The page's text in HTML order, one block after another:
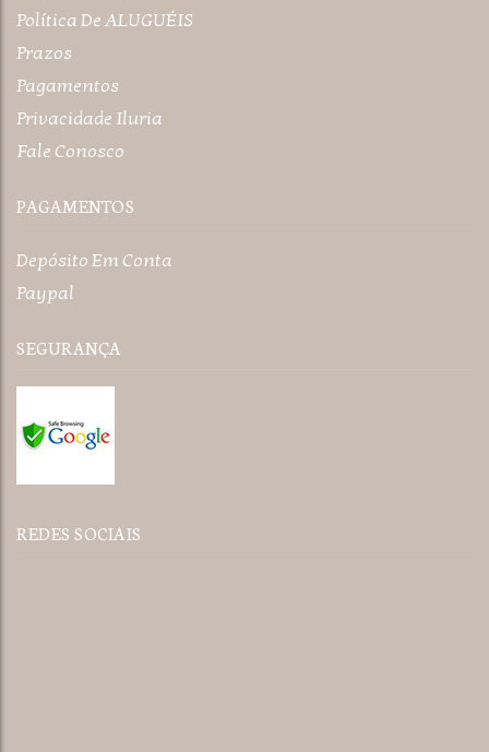
Política De ALUGUÉIS
Prazos
Pagamentos
Privacidade Iluria
Fale Conosco
PAGAMENTOS
Depósito Em Conta
Paypal
SEGURANÇA
REDES SOCIAIS